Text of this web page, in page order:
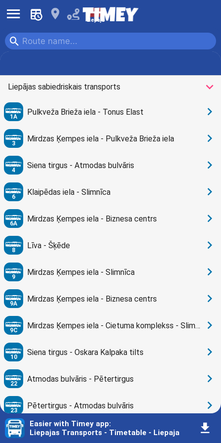
󰍜 󰍎 Liepaja
󰍉
Liepājas sabiedriskais transports 󰅀
1A
Pulkveža Brieža iela - Tonus Elast 󰅂
3
Mirdzas Ķempes iela - Pulkveža Brieža iela 󰅂
4
Siena tirgus - Atmodas bulvāris 󰅂
6
Klaipēdas iela - Slimnīca 󰅂
6A
Mirdzas Ķempes iela - Biznesa centrs 󰅂
8
Līva - Šķēde 󰅂
9
Mirdzas Ķempes iela - Slimnīca 󰅂
9A
Mirdzas Ķempes iela - Biznesa centrs 󰅂
9C
Mirdzas Ķempes iela - Cietuma komplekss - Slimnīca 󰅂
10
Siena tirgus - Oskara Kalpaka tilts 󰅂
22
Atmodas bulvāris - Pētertirgus 󰅂
23
Pētertirgus - Atmodas bulvāris 󰅂
25
Slimnīca - Klaipēdas iela 󰅂
Easier with Timey app:
Liepajas Transports - Timetable - Liepaja
󰇚